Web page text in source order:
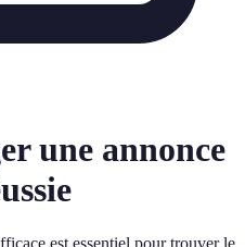
une annonce
est essentiel pour trouver le